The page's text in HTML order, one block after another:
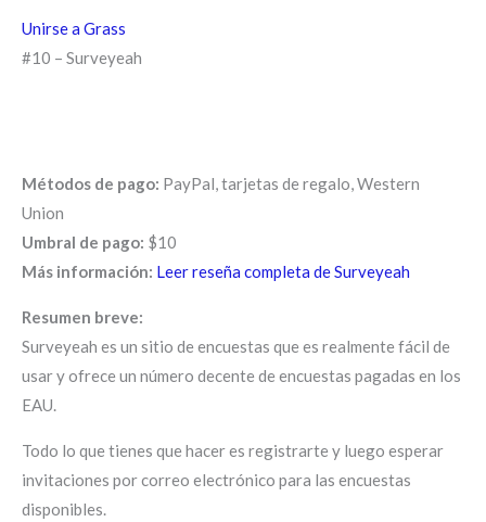
Unirse a Grass
#10 – Surveyeah
Métodos de pago: PayPal, tarjetas de regalo, Western
Union
Umbral de pago: $10
Más información: Leer reseña completa de Surveyeah
Resumen breve:
Surveyeah es un sitio de encuestas que es realmente fácil de
usar y ofrece un número decente de encuestas pagadas en los
EAU.
Todo lo que tienes que hacer es registrarte y luego esperar
invitaciones por correo electrónico para las encuestas
disponibles.